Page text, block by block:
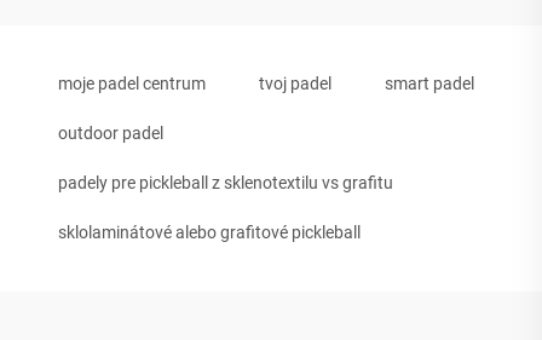
moje padel centrum tvoj padel smart padel
outdoor padel
padely pre pickleball z sklenotextilu vs grafitu
sklolaminátové alebo grafitové pickleball